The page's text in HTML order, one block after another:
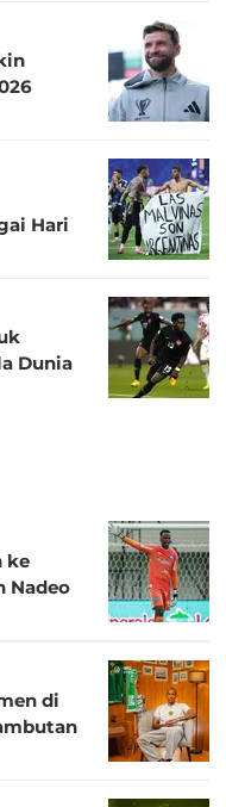
Hari
Dunia
ke
Nadeo
di